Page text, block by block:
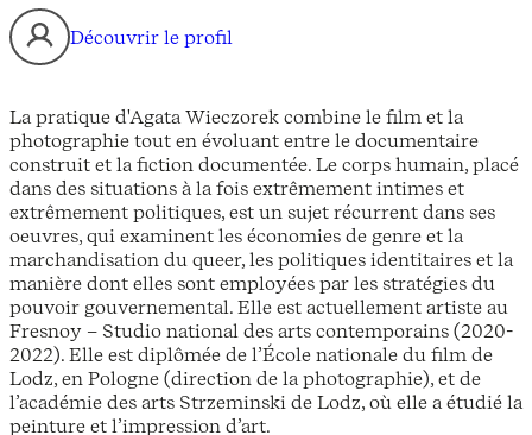
Découvrir le profil
La pratique d'Agata Wieczorek combine le film et la
photographie tout en évoluant entre le documentaire
construit et la fiction documentée. Le corps humain, placé
dans des situations à la fois extrêmement intimes et
extrêmement politiques, est un sujet récurrent dans ses
oeuvres, qui examinent les économies de genre et la
marchandisation du queer, les politiques identitaires et la
manière dont elles sont employées par les stratégies du
pouvoir gouvernemental. Elle est actuellement artiste au
Fresnoy – Studio national des arts contemporains (2020-
2022). Elle est diplômée de l’École nationale du film de
Lodz, en Pologne (direction de la photographie), et de
l’académie des arts Strzeminski de Lodz, où elle a étudié la
peinture et l’impression d’art.